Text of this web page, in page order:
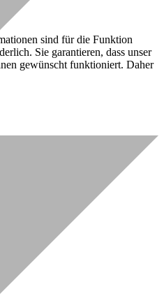
sind für die Funktion
Sie garantieren, dass unser
gewünscht funktioniert. Daher